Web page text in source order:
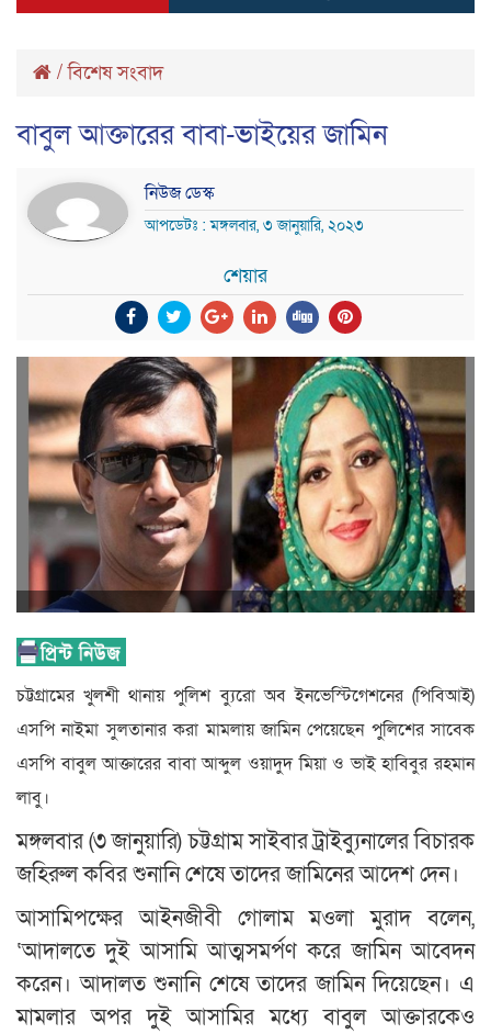
/বিশেষ সংবাদ
বাবুল আক্তারের বাবা-ভাইয়ের জামিন
নিউজ ডেস্ক
আপডেটঃ : মঙ্গলবার, ৩ জানুয়ারি, ২০২৩
শেয়ার
চট্টগ্রামের খুলশী থানায় পুলিশ ব্যুরো অব ইনভেস্টিগেশনের (পিবিআই)
এসপি নাইমা সুলতানার করা মামলায় জামিন পেয়েছেন পুলিশের সাবেক
এসপি বাবুল আক্তারের বাবা আব্দুল ওয়াদুদ মিয়া ও ভাই হাবিবুর রহমান
লাবু।
মঙ্গলবার (৩ জানুয়ারি) চট্টগ্রাম সাইবার ট্রাইব্যুনালের বিচারক
জহিরুল কবির শুনানি শেষে তাদের জামিনের আদেশ দেন।
আসামিপক্ষের আইনজীবী গোলাম মওলা মুরাদ বলেন,
‌‘আদালতে দুই আসামি আত্মসমর্পণ করে জামিন আবেদন
করেন। আদালত শুনানি শেষে তাদের জামিন দিয়েছেন। এ
মামলার অপর দুই আসামির মধ্যে বাবুল আক্তারকেও